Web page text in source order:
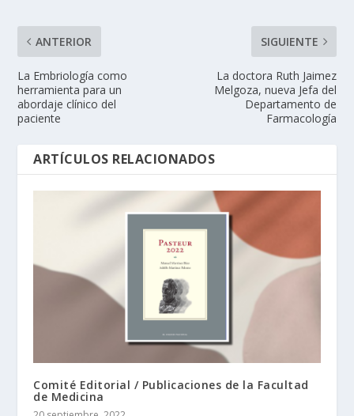
ANTERIOR
La Embriología como
herramienta para un
abordaje clínico del
paciente
SIGUIENTE
La doctora Ruth Jaimez
Melgoza, nueva Jefa del
Departamento de
Farmacología
ARTÍCULOS RELACIONADOS
Comité Editorial / Publicaciones de la Facultad
de Medicina